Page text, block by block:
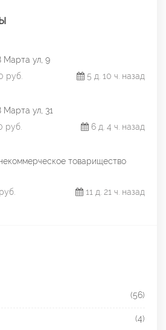
Марта ул, 9
руб.
5 д. 10 ч. назад
Марта ул, 31
руб.
6 д. 4 ч. назад
товарищество
11 д. 21 ч. назад
(56)
(4)